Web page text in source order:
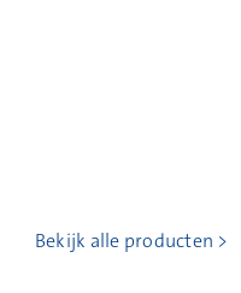
Bekijk alle producten >